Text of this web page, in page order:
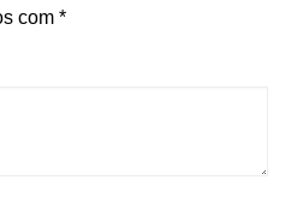
com *